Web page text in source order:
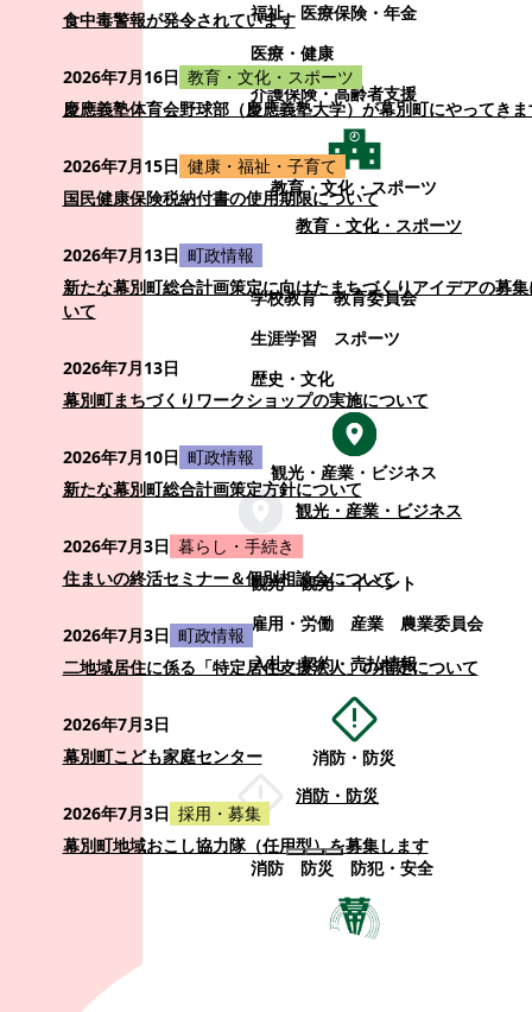
福祉
医療保険・年金
医療・健康
介護保険・高齢者支援
教育・文化・スポーツ
教育・文化・スポーツ
学校教育
教育委員会
生涯学習
スポーツ
歴史・文化
観光・産業・ビジネス
観光・産業・ビジネス
観光
観光・イベント
雇用・労働
産業
農業委員会
入札・契約・売払情報
消防・防災
消防・防災
消防 防災 防犯・安全
食中毒警報が発令されています
2026年7月16日 教育・文化・スポーツ
慶應義塾体育会野球部（慶應義塾大学）が幕別町にやってき
2026年7月15日 健康・福祉・子育て
国民健康保険税納付書の使用期限について
2026年7月13日 町政情報
新たな幕別町総合計画策定に向けたまちづくりアイデアの募
いて
2026年7月13日
幕別町まちづくりワークショップの実施について
2026年7月10日 町政情報
新たな幕別町総合計画策定方針について
2026年7月3日 暮らし・手続き
住まいの終活セミナー＆個別相談会について
2026年7月3日 町政情報
二地域居住に係る「特定居住支援法人」の指定について
2026年7月3日
幕別町こども家庭センター
2026年7月3日 採用・募集
幕別町地域おこし協力隊（任用型）を募集します